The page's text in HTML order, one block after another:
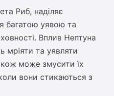
Риб, наділяє
багатою уявою та
Вплив Нептуна
мріяти та уявляти
може змусити їх
вони стикаються з